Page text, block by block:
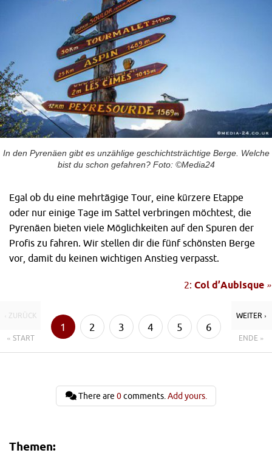
In den Pyrenäen gibt es unzählige geschichtsträchtige Berge. Welche
bist du schon gefahren? Foto: ©Media24
Egal ob du eine mehrtägige Tour, eine kürzere Etappe
oder nur einige Tage im Sattel verbringen möchtest, die
Pyrenäen bieten viele Möglichkeiten auf den Spuren der
Profis zu fahren. Wir stellen dir die fünf schönsten Berge
vor, damit du keinen wichtigen Anstieg verpasst.
2: Col d’Aubisque »
‹ ZURÜCK
« START
1 2 3 4 5 6
WEITER ›
ENDE »
There are 0comments. Add yours.
Themen: